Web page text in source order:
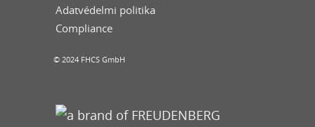
Adatvédelmi politika
Compliance
© 2024 FHCS GmbH